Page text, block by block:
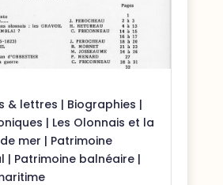
& lettres | Biographies |
| Les Olonnais et la
mer | Patrimoine
| Patrimoine balnéaire|